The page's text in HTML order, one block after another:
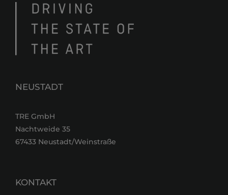
NEUSTADT
TRE GmbH
Nachtweide 35
67433 Neustadt/Weinstraße
KONTAKT